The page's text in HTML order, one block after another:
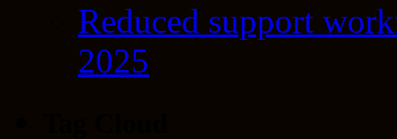
Reduced support
2025